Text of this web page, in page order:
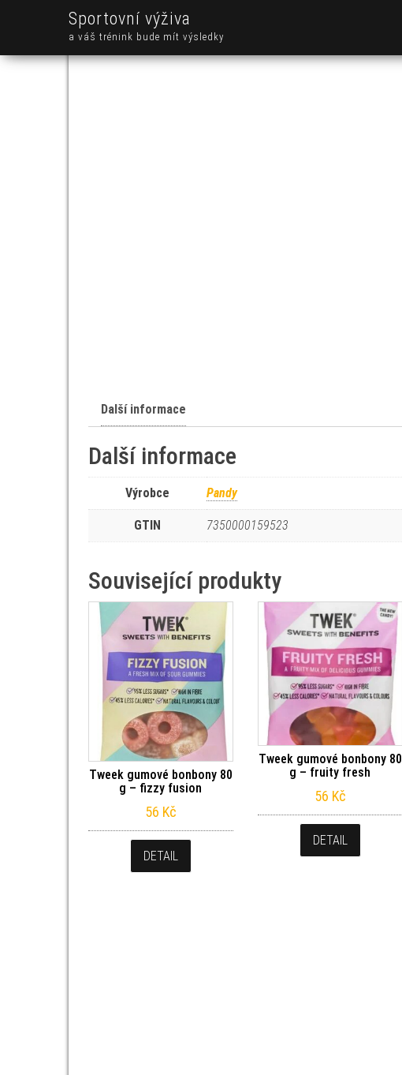
Sportovní výživa
a váš trénink bude mít výsledky
Další informace
Další informace
Výrobce Pandy
GTIN 7350000159523
Související produkty
Tweek gumové bonbony 80
g – fizzy fusion
56 Kč
DETAIL
Tweek gumové bonbony 80
g – fruity fresh
56 Kč
DETAIL